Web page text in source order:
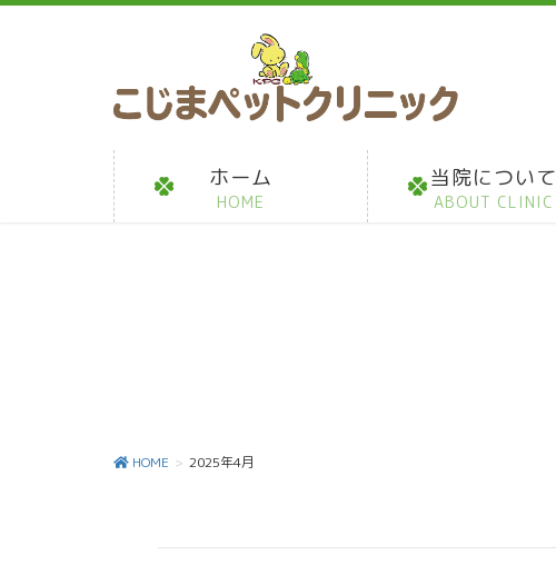
ホーム
HOME
当院について
ABOUT CLINIC
HOME 2025年4月